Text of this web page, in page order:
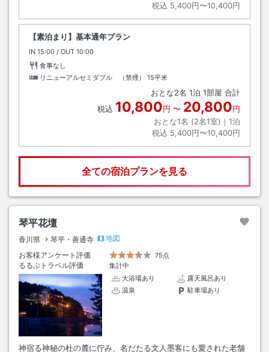
税込 5,400円〜10,400円
【素泊まり】基本通年プラン
IN チェックイン
15:00 / OUT チェックアウト
10:00
食事なし
リニューアルセミダブル （禁煙）
15平米
おとな2名 1泊 1部屋 合計
税込 10,800円 〜 20,800円
おとな1名 (2名1室)｜ 1泊
税込 5,400円〜10,400円
全ての宿泊プランを見る
琴平花壇
香川県 琴平・善通寺
地図
お客様アンケート評価
75点
るるぶトラベル評価
集計中
大浴場あり
露天風呂あり
温泉
駐車場あり
神宿る神秘の杜の麓に佇み、名だたる文人墨客にも愛された老舗